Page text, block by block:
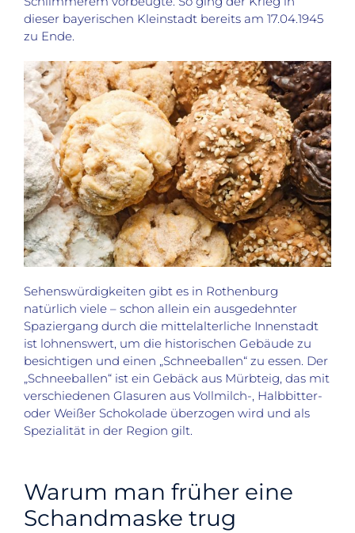
dieser bayerischen Kleinstadt bereits am 17.04.1945
zu Ende.
Sehenswürdigkeiten gibt es in Rothenburg
natürlich viele – schon allein ein ausgedehnter
Spaziergang durch die mittelalterliche Innenstadt
ist lohnenswert, um die historischen Gebäude zu
besichtigen und einen „Schneeballen“ zu essen. Der
„Schneeballen“ ist ein Gebäck aus Mürbteig, das mit
verschiedenen Glasuren aus Vollmilch-, Halbbitter-
oder Weißer Schokolade überzogen wird und als
Spezialität in der Region gilt.
Warum man früher eine
Schandmaske trug